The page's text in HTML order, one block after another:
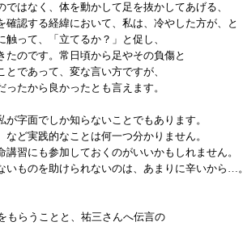
はなく、体を動かして足を抜かしてあげる、
認する経緯において、私は、冷やした方が、と
って、「立てるか？」と促し、
のです。常日頃から足やその負傷と
であって、変な言い方ですが、
たから良かったとも言えます。
字面でしか知らないことでもあります。
ど実践的なことは何一つ分かりません。
習にも参加しておくのがいいかもしれません。
いものを助けられないのは、あまりに辛いから…。
もらうことと、祐三さんへ伝言の